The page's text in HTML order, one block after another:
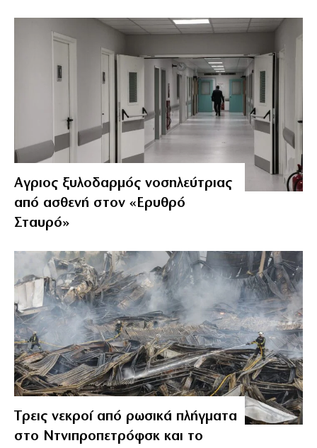
Αγριος ξυλοδαρμός νοσηλεύτριας
από ασθενή στον «Ερυθρό
Σταυρό»
Tρεις νεκροί από ρωσικά πλήγματα
στο Ντνιπροπετρόφσκ και το